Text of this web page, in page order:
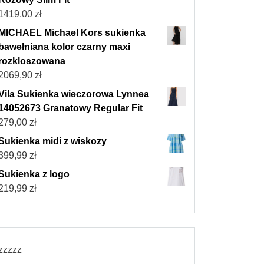
zł
MICHAEL Michael Kors sukienka
bawełniana kolor czarny maxi
zł
Sukienka wieczorowa Lynnea
Granatowy Regular Fit
zł
midi z wiskozy
zł
z logo
zł